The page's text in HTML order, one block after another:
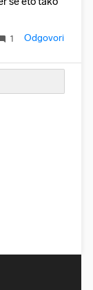
1 Odgovori